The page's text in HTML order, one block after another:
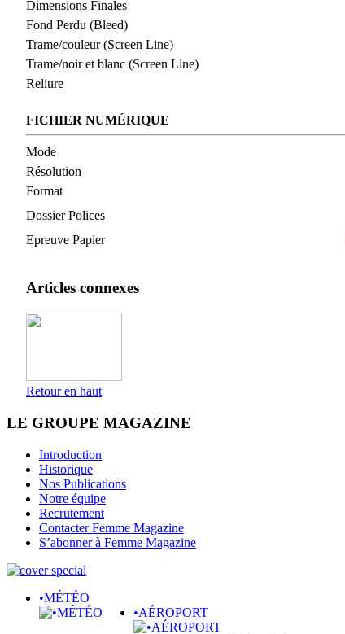
Dimensions Finales
Fond Perdu (Bleed)
Trame/couleur (Screen Line)
Trame/noir et blanc (Screen Line)
Reliure
FICHIER NUMÉRIQUE
Mode
Résolution
Format
Dossier Polices
Epreuve Papier
Articles connexes
Retour en haut
LE GROUPE MAGAZINE
Introduction
Historique
Nos Publications
Notre équipe
Recrutement
Contacter Femme Magazine
S’abonner à Femme Magazine
•MÉTÉO
•AÉROPORT